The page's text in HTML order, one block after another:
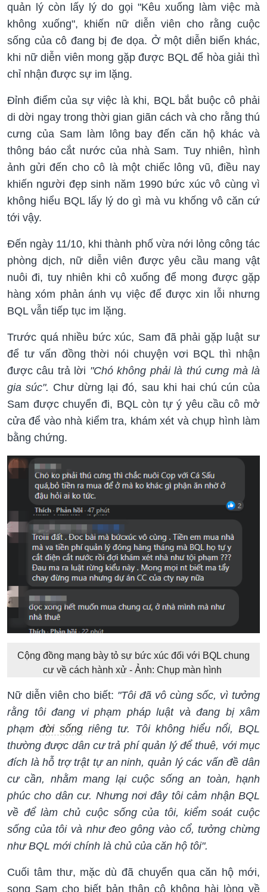
quản lý còn lấy lý do gọi "Kêu xuống làm việc mà
không xuống", khiến nữ diễn viên cho rằng cuộc
sống của cô đang bị đe dọa. Ở một diễn biến khác,
khi nữ diễn viên mong gặp được BQL để hòa giải thì
chỉ nhận được sự im lặng.
Đỉnh điểm của sự việc là khi, BQL bắt buộc cô phải
di dời ngay trong thời gian giãn cách và cho rằng thú
cưng của Sam làm lông bay đến căn hộ khác và
thông báo cắt nước của nhà Sam. Tuy nhiên, hình
ảnh gửi đến cho cô là một chiếc lông vũ, điều nay
khiến người đẹp sinh năm 1990 bức xúc vô cùng vì
không hiểu BQL lấy lý do gì mà vu khống vô căn cứ
tới vậy.
Đến ngày 11/10, khi thành phố vừa nới lỏng công tác
phòng dịch, nữ diễn viên được yêu cầu mang vật
nuôi đi, tuy nhiên khi cô xuống để mong được gặp
hàng xóm phản ánh vụ việc để được xin lỗi nhưng
BQL vẫn tiếp tục im lặng.
Trước quá nhiều bức xúc, Sam đã phải gặp luật sư
để tư vấn đồng thời nói chuyện vơi BQL thì nhận
được câu trả lời "Chó không phải là thú cưng mà là
gia súc". Chư dừng lại đó, sau khi hai chú cún của
Sam được chuyển đi, BQL còn tự ý yêu cầu cô mở
cửa để vào nhà kiểm tra, khám xét và chụp hình làm
bằng chứng.
Cộng đồng mạng bày tỏ sự bức xúc đối với BQL chung
cư về cách hành xử - Ảnh: Chụp màn hình
Nữ diễn viên cho biết: "Tôi đã vô cùng sốc, vì tưởng
rằng tôi đang vi phạm pháp luật và đang bị xâm
phạm đời sống riêng tư. Tôi không hiểu nổi, BQL
thường được dân cư trả phí quản lý để thuê, với mục
đích là hỗ trợ trật tự an ninh, quản lý các vấn đề dân
cư cần, nhằm mang lại cuộc sống an toàn, hạnh
phúc cho dân cư. Nhưng nơi đây tôi cảm nhận BQL
về để làm chủ cuộc sống của tôi, kiểm soát cuộc
sống của tôi và như đeo gông vào cổ, tưởng chừng
như BQL mới chính là chủ của căn hộ tôi".
Cuối tâm thư, mặc dù đã chuyển qua căn hộ mới,
song Sam cho biết bản thân cô không hài lòng về